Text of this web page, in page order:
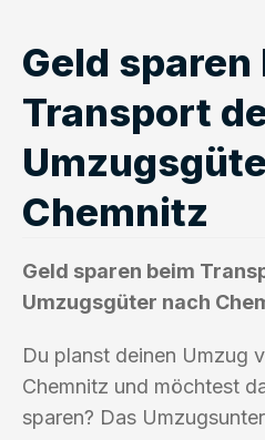
Geld sparen
Transport
Chemnitz
Geld sparen beim
Umzugsgüter nach
Du planst deinen Umzug
Chemnitz und möchtest
sparen? Das